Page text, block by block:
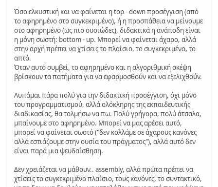
Όσο ελκυστική και να φαίνεται η top - down προσέγγιση (από
το αφηρημένο στο συγκεκριμένο), ή η προσπάθεια να μείνουμε
στο αφηρημένο (ως πιο ουσιώδες), διδακτικά η ανάποδη είναι
η μόνη σωστή: bottom - up. Μπορεί να φαίνεται άχαρο, αλλά
στην αρχή πρέπει να χτίσεις το πλαίσιο, το συγκεκριμένο, το
απτό.
Όταν αυτό συμβεί, το αφηρημένο και η αλγοριθμική σκέψη
βρίσκουν τα πατήματα για να εφαρμοσθούν και να εξελιχθούν.
Λυπάμαι πάρα πολύ για την διδακτική προσέγγιση, όχι μόνο
του προγραμματισμού, αλλά ολόκληρης της εκπαιδευτικής
διαδικασίας, θα τολμήσω να πω. Πολύ γρήγορα, πολύ άτσαλα,
μπαίνουμε στο αφηρημένο. Μπορεί να μας αρέσει αυτό,
μπορεί να φαίνεται σωστό ("δεν κολλάμε σε άχαρους κανόνες
αλλά εστιάζουμε στην ουσία του πράγματος"), αλλά αυτό δεν
είναι παρά μια ψευδαίσθηση.
Δεν χρειάζεται να μάθουν.. assembly, αλλά πρώτα πρέπει να
χτίσεις το συγκεκριμένο πλαίσιο, τους κανόνες, το συντακτικό,